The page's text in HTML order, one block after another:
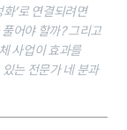
’로 연결되려면
어야 할까? 그리고
사업이 효과를
는 전문가 네 분과